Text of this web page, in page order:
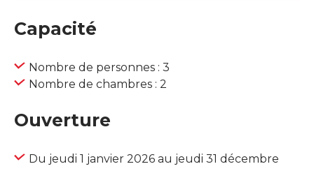
Capacité
Nombre de personnes : 3
Nombre de chambres : 2
Ouverture
Du jeudi 1 janvier 2026 au jeudi 31 décembre